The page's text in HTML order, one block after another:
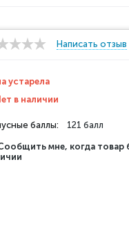
Написать отзыв
устарела
в наличии
баллы: 121 балл
мне, когда товар